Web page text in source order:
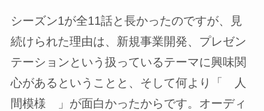
シーズン1が全11話と長かったのですが、見
続けられた理由は、新規事業開発、プレゼン
テーションという扱っているテーマに興味関
心があるということと、そして何より「 人
間模様 」が面白かったからです。オーディ